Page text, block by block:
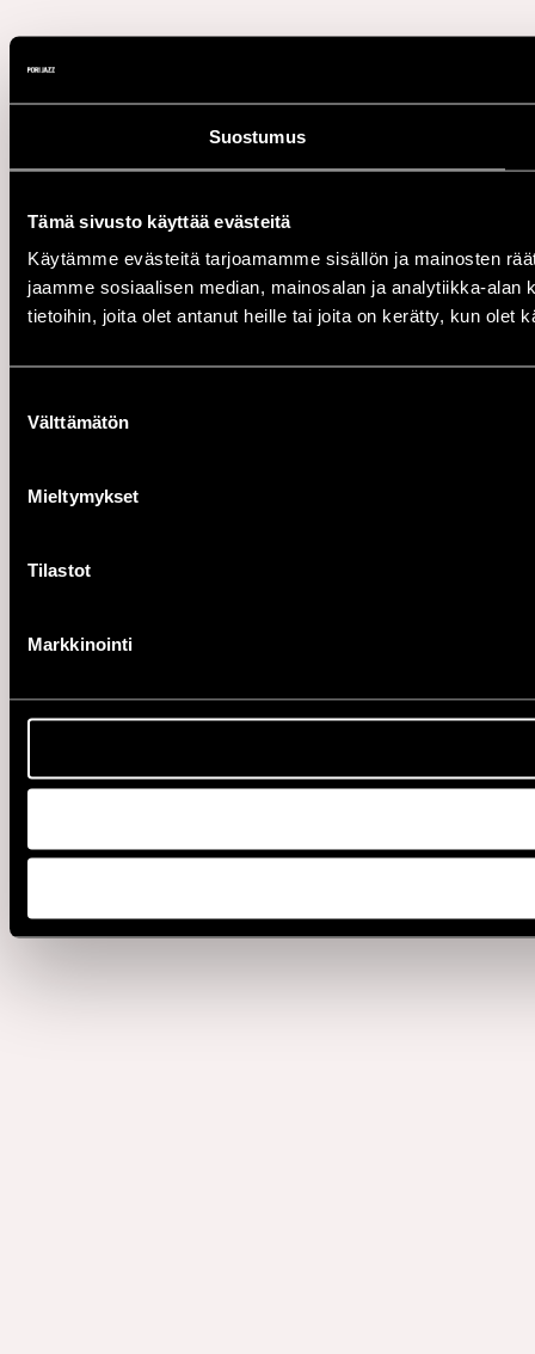
Suostumus
Tämä sivusto käyttää evästeitä
Käytämme evästeitä tarjoamamme sisällön ja mainosten
jaamme sosiaalisen median, mainosalan ja analytiikka-
tietoihin, joita olet antanut heille tai joita on kerätty, kun olet
valinta
Välttämätön
Mieltymykset
Tilastot
Markkinointi